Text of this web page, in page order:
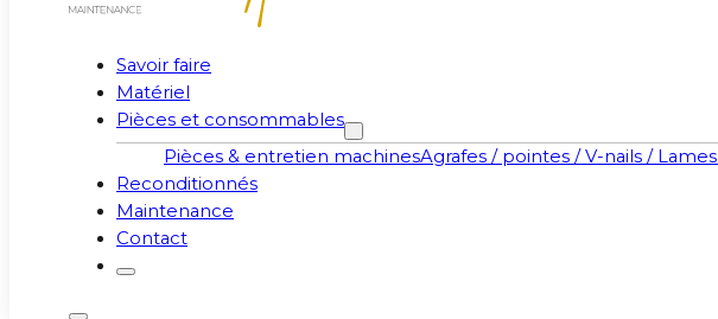
Savoir faire
Matériel
Pièces et consommables
Pièces & entretien machinesAgrafes / pointes / V-nails / Lames
Reconditionnés
Maintenance
Contact